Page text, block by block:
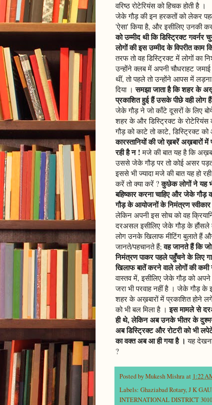
वरिष्ठ रोटेरियंस को हिचक होती है ।
जेके गौड़ की इन हरकतों को लेकर पहले
'ऐसा' किया है, और इसीलिए उनकी
को उम्मीद थी कि डिस्ट्रिक्ट
लोगों की इस उम्मीद के विपरीत काम
तरफ तो वह डिस्ट्रिक्ट में लोगों
उन्होंने क्लब में अपनी चौधराहट
थीं, तो पहले तो उन्होंने आपस में
दिया ।समझा जाता है कि शहर के
प्रकाशित हुई हैं उसके पीछे वही
जेके गौड़ ने जो काँटे दूसरों के लिए
शहर के और डिस्ट्रिक्ट के रोटेरियंस
गौड़ को काटे तो काटे, डिस्ट्रिक्ट
कारस्तानियों की जो ख़बरें अख़बारों में
रही है न ! मजे की बात यह है कि
उससे जेके गौड़ पर तो कोई असर
इससे भी ज्यादा मजे की बात यह हो
करें तो क्या करें ?कुछेक लोगों ने यह
बहिष्कार करना चाहिए और जेके
गौड़ के आयोजनों के निमंत्रण
लेकिन अपनी इस सोच को वह
दरअसल इसीलिए जेके गौड़ के हौंसले
लोग उनके खिलाफ मीटिंग बुलाते हैं
जानते/पहचानते हैं;वह जानते हैं कि
निमंत्रण पाकर पहले पहुँचने के लिए
खिलाफ बातें करने वाले लोगों की
वास्तव में, इसीलिए जेके गौड़ को
जरा भी परवाह नहीं है । जेके गौड़ के
शहर के अख़बारों में प्रकाशित होने
को भी बल मिला है ।इस मामले से
ही थे, लेकिन अब उनके भीतर के
अब डिस्ट्रिक्ट और रोटरी को भी
का वक्त अब आ ही गया है । यह
?
Posted byMukesh Mishraat 1:22
Labels: Ghaziabad Rotary,J K
INTERNATIONAL DISTRICT 3010